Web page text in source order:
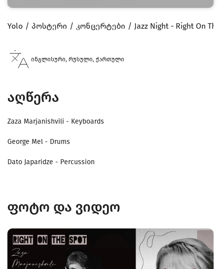
Yolo პოსტერი კონცერტები Jazz Night - Right On
ინგლისური, რუსული, ქართული
აღწერა
Zaza Marjanishvili - Keyboards
George Mel - Drums
Dato Japaridze - Percussion
ფოტო და ვიდეო